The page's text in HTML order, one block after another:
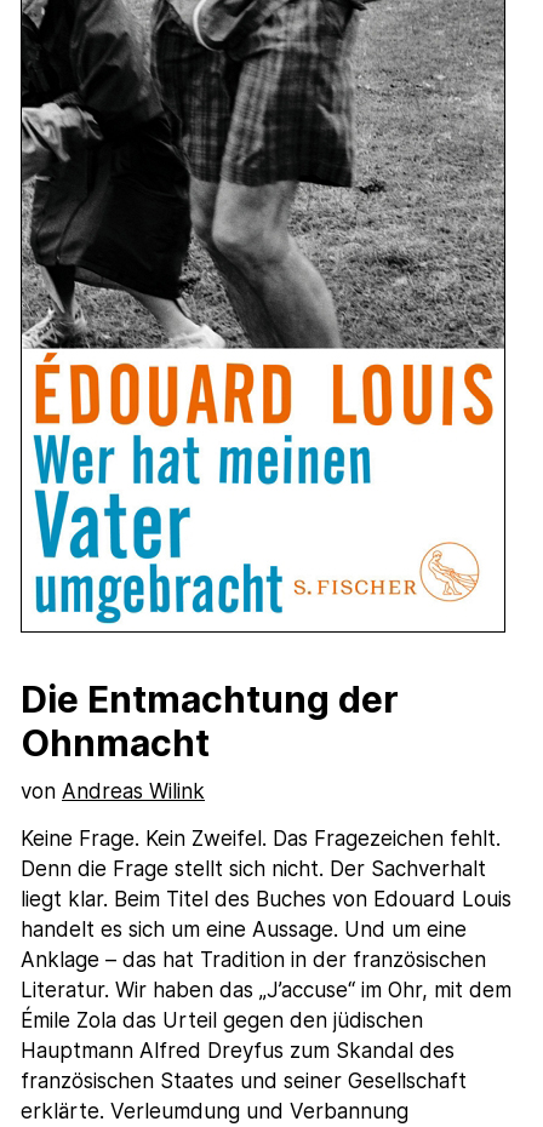
Die Entmachtung der
Ohnmacht
von Andreas Wilink
Keine Frage. Kein Zweifel. Das Fragezeichen fehlt.
Denn die Frage stellt sich nicht. Der Sachverhalt
liegt klar. Beim Titel des Buches von Edouard Louis
handelt es sich um eine Aussage. Und um eine
Anklage – das hat Tradition in der französischen
Literatur. Wir haben das „J’accuse“ im Ohr, mit dem
Émile Zola das Urteil gegen den jüdischen
Hauptmann Alfred Dreyfus zum Skandal des
französischen Staates und seiner Gesellschaft
erklärte. Verleumdung und Verbannung